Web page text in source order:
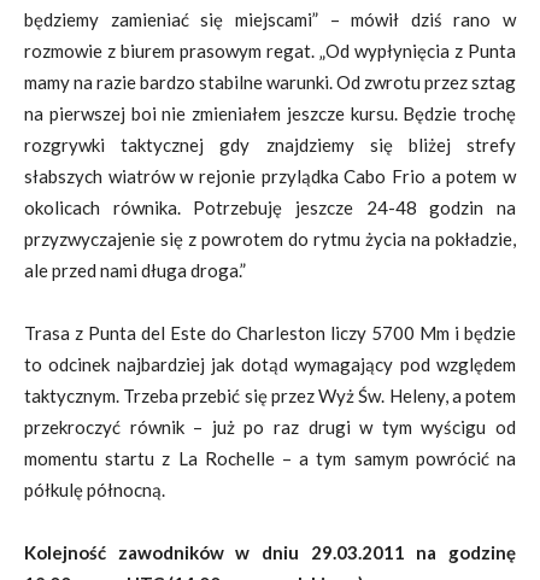
będziemy zamieniać się miejscami” – mówił dziś rano w
rozmowie z biurem prasowym regat. „Od wypłynięcia z Punta
mamy na razie bardzo stabilne warunki. Od zwrotu przez sztag
na pierwszej boi nie zmieniałem jeszcze kursu. Będzie trochę
rozgrywki taktycznej gdy znajdziemy się bliżej strefy
słabszych wiatrów w rejonie przylądka Cabo Frio a potem w
okolicach równika. Potrzebuję jeszcze 24-48 godzin na
przyzwyczajenie się z powrotem do rytmu życia na pokładzie,
ale przed nami długa droga.”
Trasa z Punta del Este do Charleston liczy 5700 Mm i będzie
to odcinek najbardziej jak dotąd wymagający pod względem
taktycznym. Trzeba przebić się przez Wyż Św. Heleny, a potem
przekroczyć równik – już po raz drugi w tym wyścigu od
momentu startu z La Rochelle – a tym samym powrócić na
półkulę północną.
Kolejność zawodników w dniu 29.03.2011 na godzinę